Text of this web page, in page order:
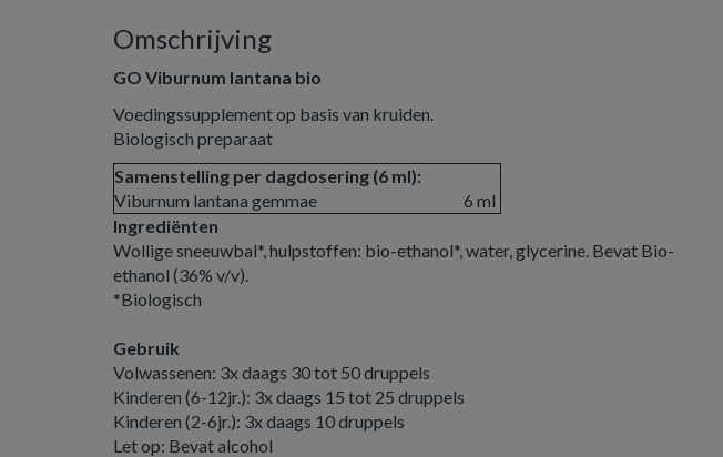
Omschrijving
GO Viburnum lantana bio
Voedingssupplement op basis van kruiden.
Biologisch preparaat
Samenstelling per dagdosering (6 ml):
Viburnum lantana gemmae
6 ml
Ingrediënten
Wollige sneeuwbal*, hulpstoffen: bio-ethanol*, water, glycerine. Bevat Bio-
ethanol (36% v/v).
*Biologisch
Gebruik
Volwassenen: 3x daags 30 tot 50 druppels
Kinderen (6-12jr.): 3x daags 15 tot 25 druppels
Kinderen (2-6jr.): 3x daags 10 druppels
Let op: Bevat alcohol